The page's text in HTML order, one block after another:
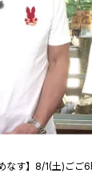
なす】8/1(土)ご